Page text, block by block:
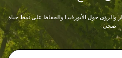
والرؤى حول الأيورفيدا والحفاظ على نمط حياة
صحي.